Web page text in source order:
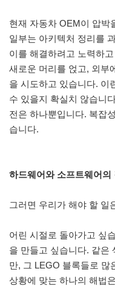
현재 자동차 OEM이 압박
일부는 아키텍처 정리를
이를 해결하려고 노력하
새로운 머리를 얹고, 외부
을 시도하고 있습니다. 이
수 있을지 확실치 않습니
전은 하나뿐입니다. 복잡
습니다.
하드웨어와 소프트웨어의
그러면 우리가 해야 할 일
어린 시절로 돌아가고 싶
을 만들고 싶습니다. 같은
만, 그 LEGO 블록들로 많
상황에 맞는 하나의 해법